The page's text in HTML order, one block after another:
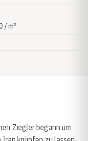
/ m²
Ziegler begann um